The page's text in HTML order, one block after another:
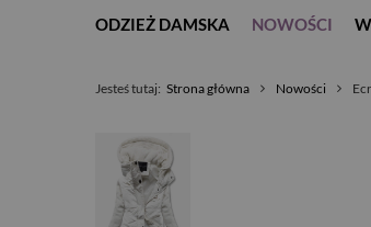
ODZIEŻ DAMSKA NOWOŚCI
Jesteś tutaj: Strona główna Nowości